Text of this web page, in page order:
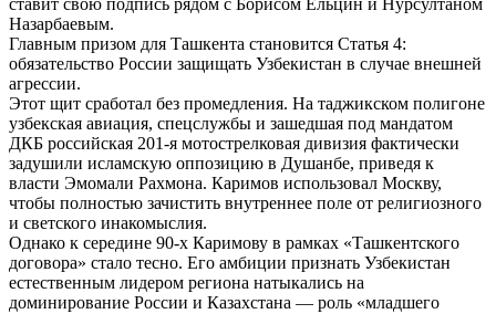
ставит свою подпись рядом с Борисом Ельцин и Нурсултаном
Назарбаевым.
Главным призом для Ташкента становится Статья 4:
обязательство России защищать Узбекистан в случае внешней
агрессии.
Этот щит сработал без промедления. На таджикском полигоне
узбекская авиация, спецслужбы и зашедшая под мандатом
ДКБ российская 201-я мотострелковая дивизия фактически
задушили исламскую оппозицию в Душанбе, приведя к
власти Эмомали Рахмона. Каримов использовал Москву,
чтобы полностью зачистить внутреннее поле от религиозного
и светского инакомыслия.
Однако к середине 90-х Каримову в рамках «Ташкентского
договора» стало тесно. Его амбиции признать Узбекистан
естественным лидером региона натыкались на
доминирование России и Казахстана — роль «младшего